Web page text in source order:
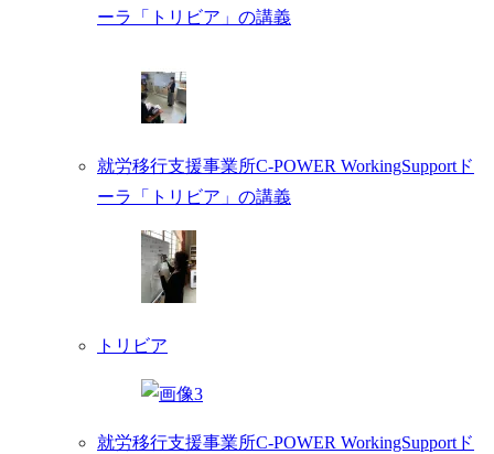
ーラ「トリビア」の講義
就労移行支援事業所C-POWER WorkingSupportド
ーラ「トリビア」の講義
トリビア
就労移行支援事業所C-POWER WorkingSupportド